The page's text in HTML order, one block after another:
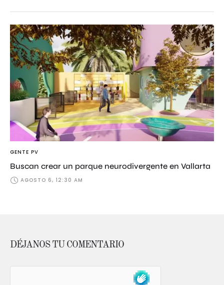
GENTE PV
Buscan crear un parque neurodivergente en Vallarta
AGOSTO 6, 12:30 AM
DÉJANOS TU COMENTARIO